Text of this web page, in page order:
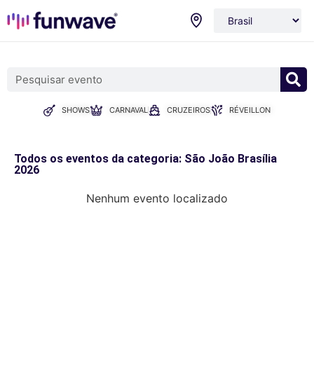
SHOWS CARNAVAL CRUZEIROS RÉVEILLON
Todos os eventos da categoria: São João Brasília
2026
Nenhum evento localizado